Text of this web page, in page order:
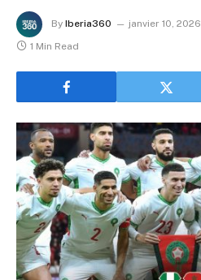
By Iberia360 janvier 10, 2026
1 Min Read